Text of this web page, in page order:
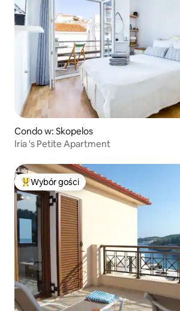
Condo w: Skopelos
Iria 's Petite Apartment
Najpopularniejsze z kategorii Wybór gości
Wybór gości